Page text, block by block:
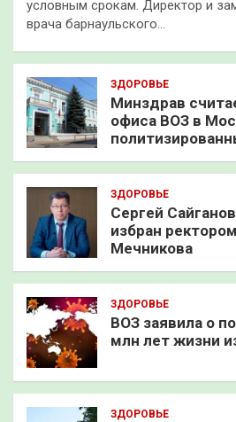
условным срокам. Директор и
врача барнаульского…
ЗДОРОВЬЕ
Минздрав
офиса ВОЗ в
ЗДОРОВЬЕ
Сергей
избран
Мечникова
ЗДОРОВЬЕ
ВОЗ заявила о
млн лет жизни
ЗДОРОВЬЕ